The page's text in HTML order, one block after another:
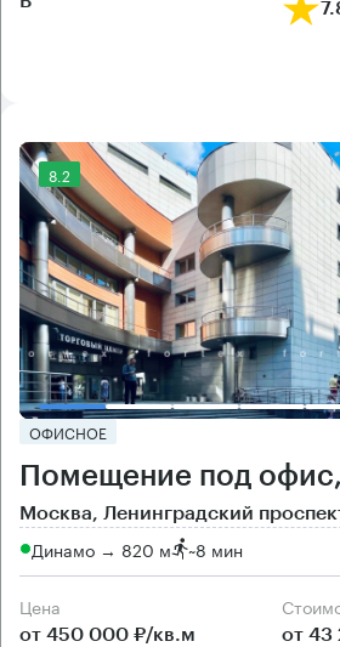
8.2
ОФИСНОЕ
Помещение под
Москва, Ленинградский
Динамо → 820 м ~8 мин
Цена
от 450 000 ₽/кв.м от 43